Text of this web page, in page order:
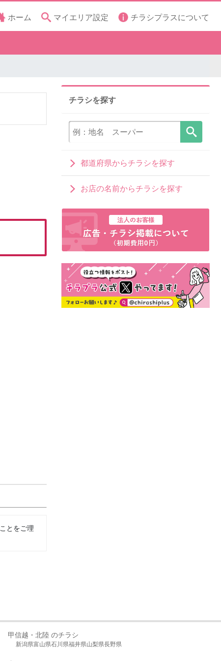
ホーム マイエリア設定 チラシプラスについて
とをご理
チラシを探す
都道府県からチラシを探す
お店の名前からチラシを探す
甲信越・北陸 のチラシ
新潟県富山県石川県福井県山梨県長野県